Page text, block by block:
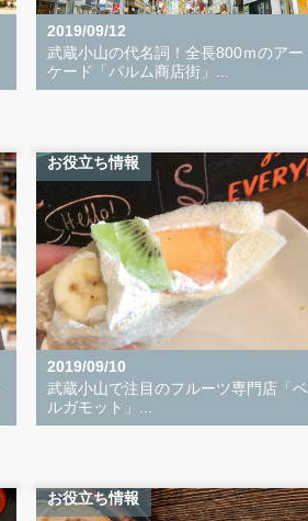
2019/09/12
武蔵小山の代名詞！全長800ｍのアー
ケード「パルム商店街」...
お役立ち情報
2019/09/10
武蔵小山で注目のフルーツ専門店「ベ
ルガモット」...
お役立ち情報